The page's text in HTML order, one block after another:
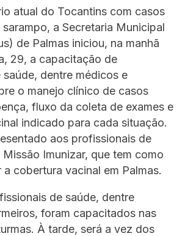
atual do Tocantins com casos
a Secretaria Municipal
de Palmas iniciou, na manhã
29, a capacitação de
dentre médicos e
o manejo clínico de casos
fluxo da coleta de exames e
indicado para cada situação.
aos profissionais de
Imunizar, que tem como
cobertura vacinal em Palmas.
de saúde, dentre
foram capacitados nas
À tarde, será a vez dos